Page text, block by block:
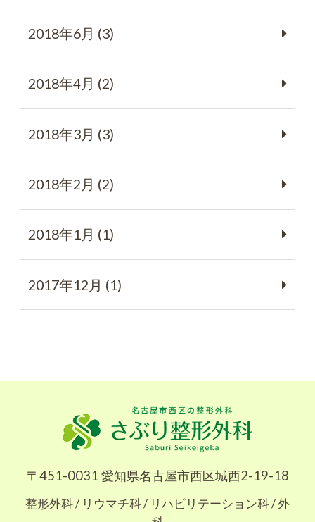
2018年6月 (3)
2018年4月 (2)
2018年3月 (3)
2018年2月 (2)
2018年1月 (1)
2017年12月 (1)
〒451-0031 愛知県名古屋市西区城西2-19-18
整形外科 / リウマチ科 / リハビリテーション科 / 外